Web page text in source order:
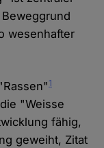
wesenhafter
1
"Weisse
fähig,
geweiht, Zitat